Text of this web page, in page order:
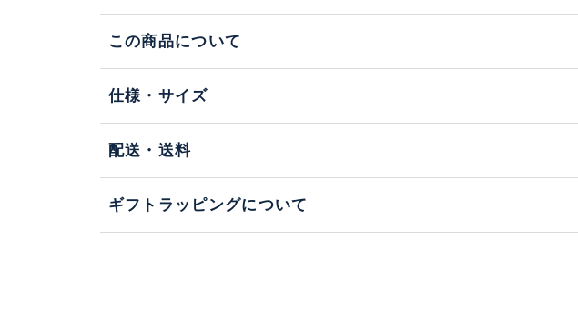
この商品について
仕様・サイズ
配送・送料
ギフトラッピングについて